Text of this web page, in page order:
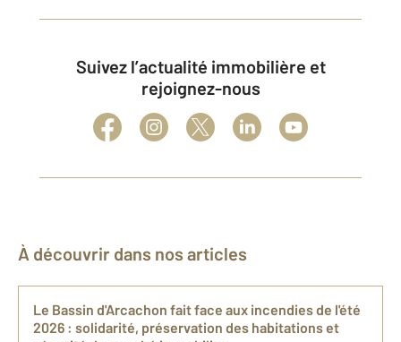
Suivez l’actualité immobilière et
rejoignez-nous
À découvrir dans nos articles
Le Bassin d'Arcachon fait face aux incendies de l'été
2026 : solidarité, préservation des habitations et